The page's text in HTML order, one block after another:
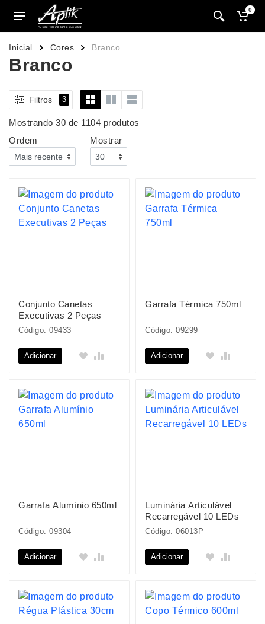
0
Inicial Cores Branco
Branco
Filtros 3
Mostrando 30 de 1104 produtos
Ordem
Mostrar
Conjunto Canetas
Executivas 2 Peças
Código: 09433
Adicionar
Garrafa Térmica 750ml
Código: 09299
Adicionar
Garrafa Alumínio 650ml
Código: 09304
Adicionar
Luminária Articulável
Recarregável 10 LEDs
Código: 06013P
Adicionar